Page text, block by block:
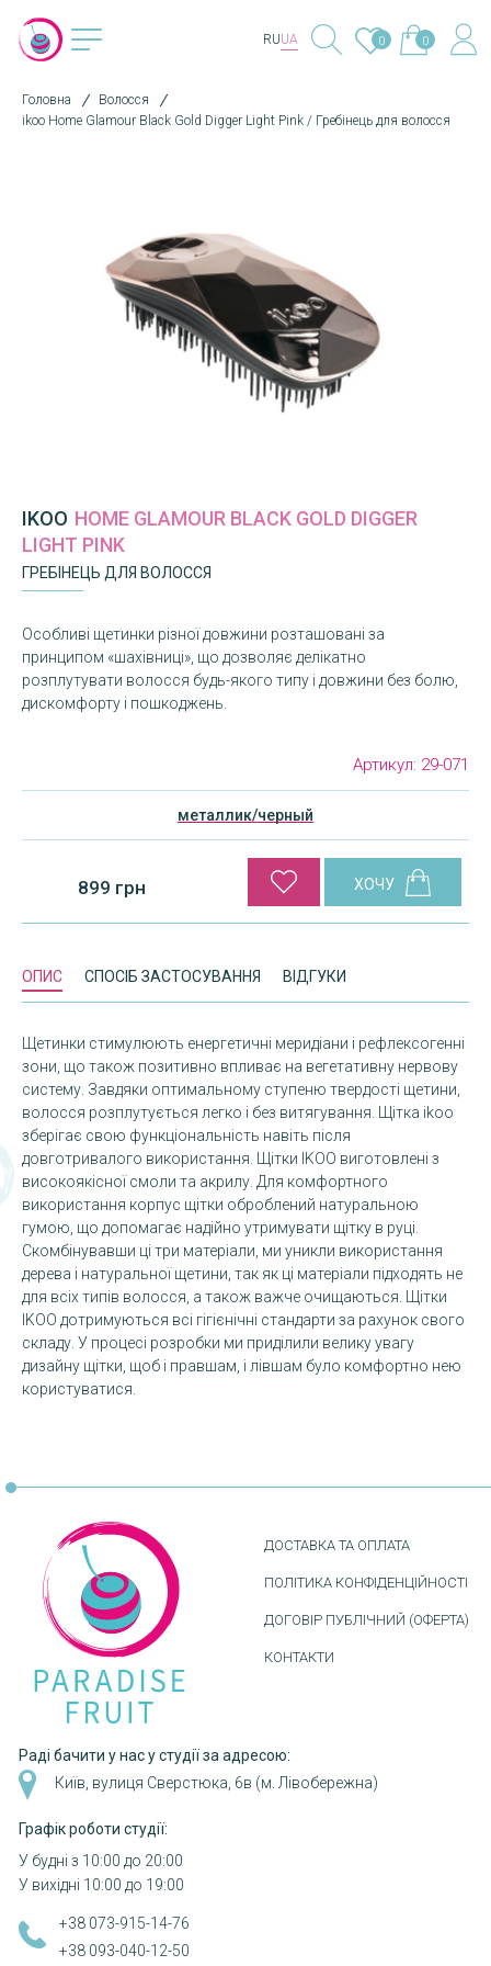
RUUA 0 0
Головна
Волосся
ikoo Home Glamour Black Gold Digger Light Pink / Гребінець для волосся
IKOO HOME GLAMOUR BLACK GOLD DIGGER
LIGHT PINK
ГРЕБІНЕЦЬ ДЛЯ ВОЛОССЯ
Особливі щетинки різної довжини розташовані за
принципом «шахівниці», що дозволяє делікатно
розплутувати волосся будь-якого типу і довжини без болю,
дискомфорту і пошкоджень.
Артикул: 29-071
металлик/черный
899 грн
ОПИС СПОСІБ ЗАСТОСУВАННЯ ВІДГУКИ
Щетинки стимулюють енергетичні меридіани і рефлексогенні
зони, що також позитивно впливає на вегетативну нервову
систему. Завдяки оптимальному ступеню твердості щетини,
волосся розплутується легко і без витягування. Щітка ikoo
зберігає свою функціональність навіть після
довготривалого використання. Щітки IKOO виготовлені з
високоякісної смоли та акрилу. Для комфортного
використання корпус щітки оброблений натуральною
гумою, що допомагає надійно утримувати щітку в руці.
Скомбінувавши ці три матеріали, ми уникли використання
дерева і натуральної щетини, так як ці матеріали підходять не
для всіх типів волосся, а також важче очищаються. Щітки
IKOO дотримуються всі гігієнічні стандарти за рахунок свого
складу. У процесі розробки ми приділили велику увагу
дизайну щітки, щоб і правшам, і лівшам було комфортно нею
користуватися.
ДОСТАВКА ТА ОПЛАТА
ПОЛІТИКА КОНФІДЕНЦІЙНОСТІ
ДОГОВІР ПУБЛІЧНИЙ (ОФЕРТА)
КОНТАКТИ
Раді бачити у нас у студії за адресою:
Київ, вулиця Сверстюка, 6в (м. Лівобережна)
Графік роботи студії:
У будні з 10:00 до 20:00
У вихідні 10:00 до 19:00
+38 073-915-14-76
+38 093-040-12-50